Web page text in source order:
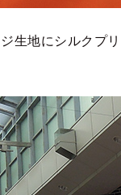
生地にシルクプ